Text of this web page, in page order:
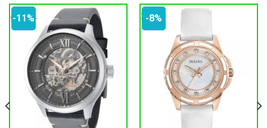
-11% -8%